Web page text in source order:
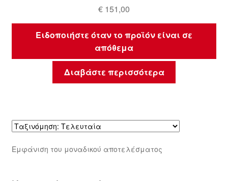
€ 151,00
Ειδοποιήστε όταν το προϊόν είναι σε
απόθεμα
Διαβάστε περισσότερα
Εμφάνιση του μοναδικού αποτελέσματος